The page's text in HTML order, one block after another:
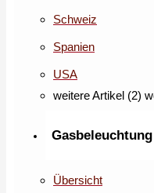
Schweiz
Spanien
USA
weitere Artikel (2)
Übersicht